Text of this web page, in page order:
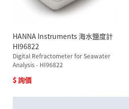
HANNA Instruments 海水鹽度計
HI96822
Digital Refractometer for Seawater
Analysis - HI96822
$ 詢價